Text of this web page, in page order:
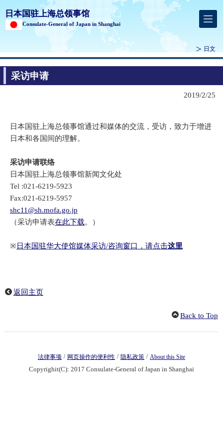
日本国驻上海总领事馆
Consulate-General of Japan in Shanghai
日文
采访申请
2019/2/25
日本国驻上海总领事馆通过和媒体的交流，受访，致力于增进
日本和各国间的理解。
采访申请联络
日本国驻上海总领事馆新闻文化处
Tel :021-6219-5923
Fax:021-6219-5957
shc11@sh.mofa.go.jp
（采访申请表在此下载。）
※ 日本国驻华大使馆媒体采访/咨询窗口，请点击这里
返回主页
Back to Top
法律事项 / 网页操作的便利性 / 隐私政策 / About this Site
Copyrighit(C): 2017 Consulate-General of Japan in Shanghai